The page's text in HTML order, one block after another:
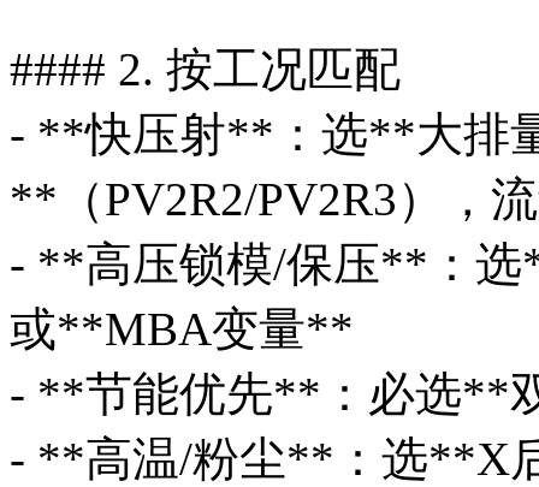
#### 2. 按工况匹配
- **快压射**：选**大排
**（PV2R2/PV2R3），
- **高压锁模/保压**：选
或**MBA变量**
- **节能优先**：必选**
- **高温/粉尘**：选**X